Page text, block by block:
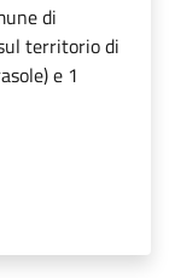
di
territorio di
e 1